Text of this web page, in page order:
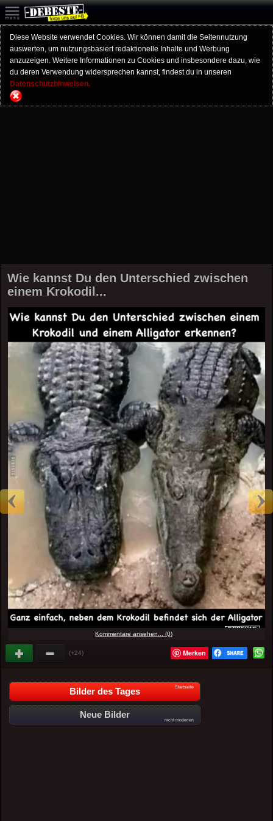
Diese Website verwendet Cookies. Wir können damit die Seitennutzung
auswerten, um nutzungsbasiert redaktionelle Inhalte und Werbung
anzuzeigen. Weitere Informationen zu Cookies und insbesondere dazu, wie
du deren Verwendung widersprechen kannst, findest du in unseren
Datenschutzhinweisen.
Wie kannst Du den Unterschied zwischen
einem Krokodil...
Kommentare ansehen... (0)
(+24) Merken
Bilder des Tages Startseite
Neue Bilder
nicht moderiert